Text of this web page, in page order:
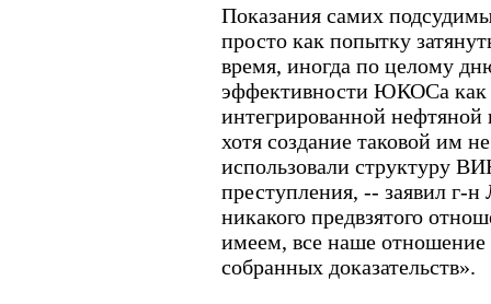
Показания самих
просто как попытку
время, иногда по целому
эффективности ЮКОСа как
интегрированной
хотя создание таковой им
использовали структуру
преступления, -- заявил г-
никакого предвзятого
имеем, все наше отношение
собранных доказательств».